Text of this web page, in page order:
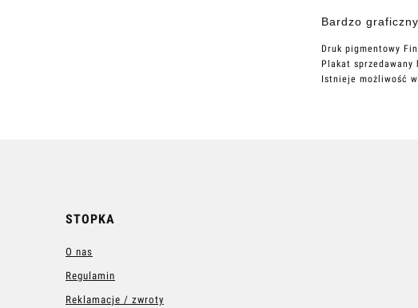
Bardzo
Druk pigmentowy
Plakat sprzedawany
Istnieje możliwość
STOPKA
O nas
Regulamin
Reklamacje / zwroty